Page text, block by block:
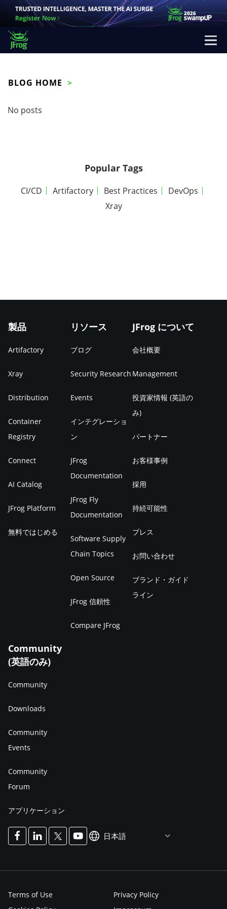
BLOG HOME
No posts
Popular Tags
CI/CD Artifactory Best Practices
DevOps
Xray
製品
Artifactory
Xray
Distribution
Container
Registry
Connect
AI Catalog
JFrog Platform
無料ではじめる
リソース
ブログ
Security Research
Events
インテグレーショ
ン
JFrog
Documentation
JFrog Fly
Documentation
Software Supply
Chain Topics
Open Source
JFrog 信頼性
Compare JFrog
JFrog について
会社概要
Management
投資家情報 (英語の
み)
パートナー
お客様事例
採用
持続可能性
プレス
お問い合わせ
ブランド・ガイド
ライン
Community
(英語のみ)
Community
Downloads
Community
Events
Community
Forum
アプリケーション
日本語
Terms of Use
Privacy Policy